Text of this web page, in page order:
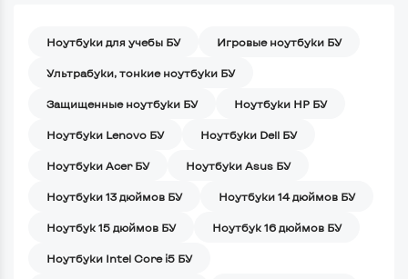
Ноутбуки для учебы БУ Игровые ноутбуки БУ
Ультрабуки, тонкие ноутбуки БУ
Защищенные ноутбуки БУ Ноутбуки HP БУ
Ноутбуки Lenovo БУ Ноутбуки Dell БУ
Ноутбуки Acer БУ Ноутбуки Asus БУ
Ноутбуки 13 дюймов БУ Ноутбуки 14 дюймов БУ
Ноутбук 15 дюймов БУ Ноутбук 16 дюймов БУ
Ноутбуки Intel Core i5 БУ